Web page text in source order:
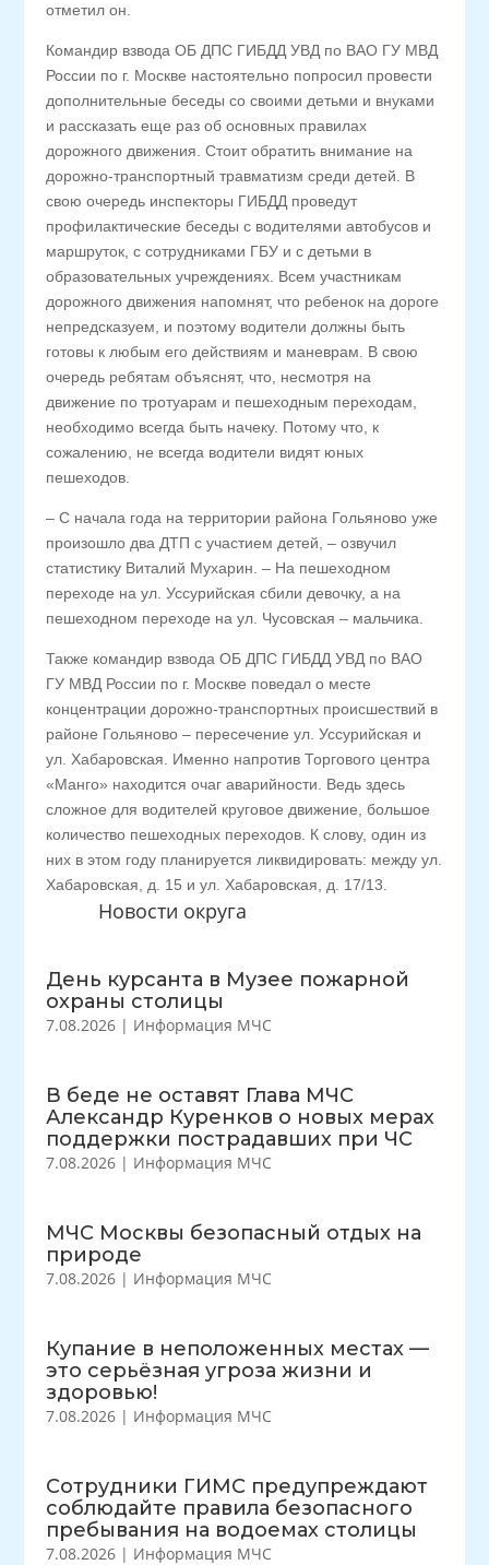
Новости округа
День курсанта в Музее пожарной
охраны столицы
7.08.2026 | Информация МЧС
В беде не оставят Глава МЧС
Александр Куренков о новых мерах
поддержки пострадавших при ЧС
7.08.2026 | Информация МЧС
МЧС Москвы безопасный отдых на
природе
7.08.2026 | Информация МЧС
Купание в неположенных местах —
это серьёзная угроза жизни и
здоровью!
7.08.2026 | Информация МЧС
Сотрудники ГИМС предупреждают
соблюдайте правила безопасного
пребывания на водоемах столицы
7.08.2026 | Информация МЧС
отметил он.
Командир взвода ОБ ДПС ГИБДД УВД по ВАО ГУ МВД
России по г. Москве настоятельно попросил провести
дополнительные беседы со своими детьми и внуками
и рассказать еще раз об основных правилах
дорожного движения. Стоит обратить внимание на
дорожно-транспортный травматизм среди детей. В
свою очередь инспекторы ГИБДД проведут
профилактические беседы с водителями автобусов и
маршруток, с сотрудниками ГБУ и с детьми в
образовательных учреждениях. Всем участникам
дорожного движения напомнят, что ребенок на дороге
непредсказуем, и поэтому водители должны быть
готовы к любым его действиям и маневрам. В свою
очередь ребятам объяснят, что, несмотря на
движение по тротуарам и пешеходным переходам,
необходимо всегда быть начеку. Потому что, к
сожалению, не всегда водители видят юных
пешеходов.
– С начала года на территории района Гольяново уже
произошло два ДТП с участием детей, – озвучил
статистику Виталий Мухарин. – На пешеходном
переходе на ул. Уссурийская сбили девочку, а на
пешеходном переходе на ул. Чусовская – мальчика.
Также командир взвода ОБ ДПС ГИБДД УВД по ВАО
ГУ МВД России по г. Москве поведал о месте
концентрации дорожно-транспортных происшествий в
районе Гольяново – пересечение ул. Уссурийская и
ул. Хабаровская. Именно напротив Торгового центра
«Манго» находится очаг аварийности. Ведь здесь
сложное для водителей круговое движение, большое
количество пешеходных переходов. К слову, один из
них в этом году планируется ликвидировать: между ул.
Хабаровская, д. 15 и ул. Хабаровская, д. 17/13.